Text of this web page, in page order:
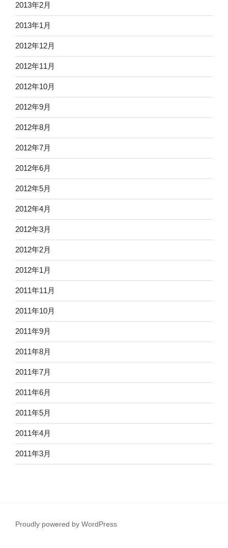
2013年2月
2013年1月
2012年12月
2012年11月
2012年10月
2012年9月
2012年8月
2012年7月
2012年6月
2012年5月
2012年4月
2012年3月
2012年2月
2012年1月
2011年11月
2011年10月
2011年9月
2011年8月
2011年7月
2011年6月
2011年5月
2011年4月
2011年3月
Proudly powered by WordPress